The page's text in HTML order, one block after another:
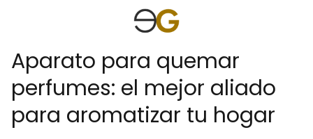
Aparato para quemar
perfumes: el mejor aliado
para aromatizar tu hogar